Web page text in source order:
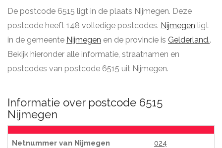
De postcode 6515 ligt in de plaats Nijmegen. Deze
postcode heeft 148 volledige postcodes. Nijmegen ligt
in de gemeente Nijmegen en de provincie is Gelderland..
Bekijk hieronder alle informatie, straatnamen en
postcodes van postcode 6515 uit Nijmegen.
Informatie over postcode 6515
Nijmegen
Netnummer van Nijmegen 024